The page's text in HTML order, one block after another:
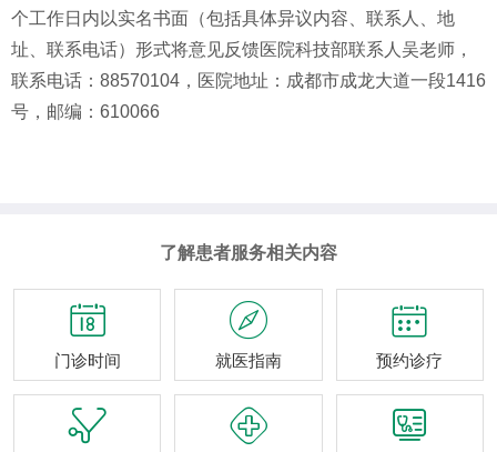
个工作日内以实名书面（包括具体异议内容、联系人、地
址、联系电话）形式将意见反馈医院科技部联系人 吴老师 ，
联系电话： 88570104 ，医院地址： 成都市成龙大道一段1416
号 ， 邮编： 610066
了解患者服务相关内容

门诊时间

就医指南

预约诊疗
  